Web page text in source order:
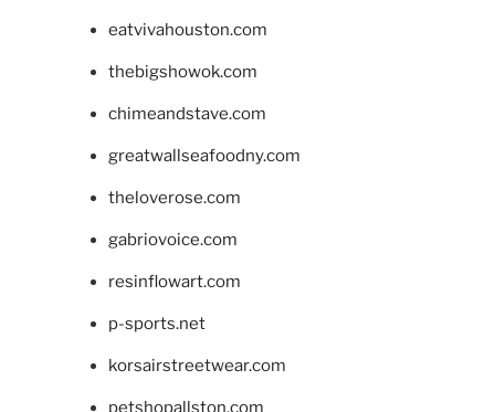
eatvivahouston.com
thebigshowok.com
chimeandstave.com
greatwallseafoodny.com
theloverose.com
gabriovoice.com
resinflowart.com
p-sports.net
korsairstreetwear.com
petshopallston.com